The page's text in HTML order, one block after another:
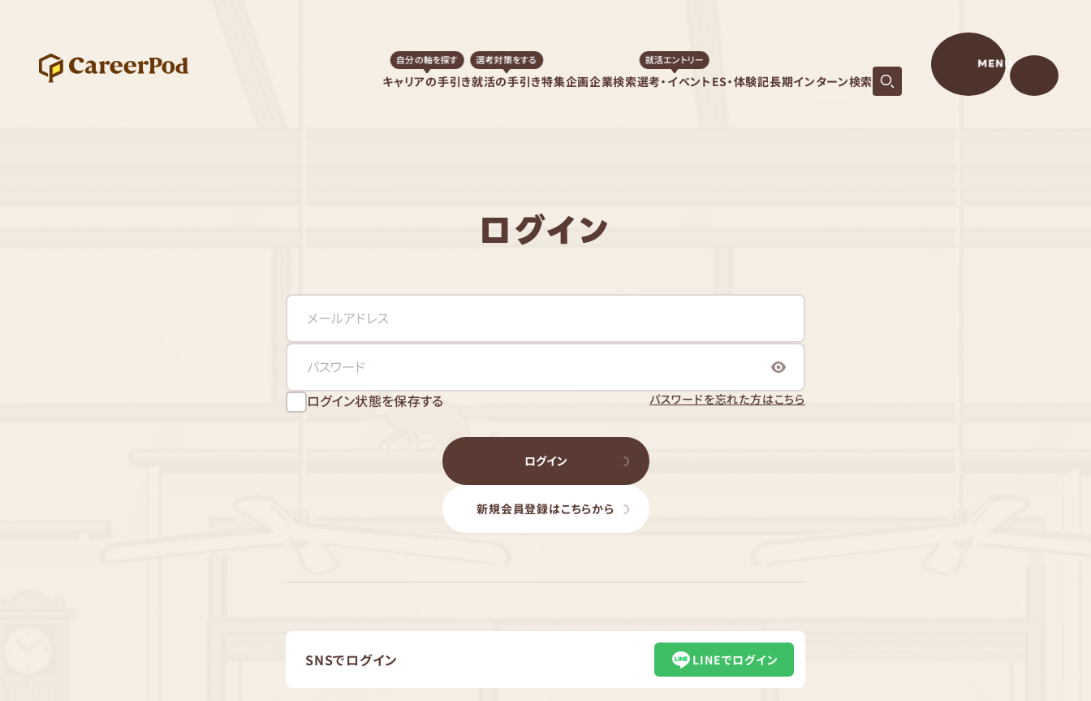
キャリアの手引き
自分の軸を探す
就活の手引き
選考対策をする
特集企画企業検索選考・イベント
就活エントリー
ES・体験記長期インターン検索
MENU
ログイン
ログイン状態を保存する パスワードを忘れた方はこちら
ログイン
新規会員登録はこちらから
SNSでログイン LINEでログイン